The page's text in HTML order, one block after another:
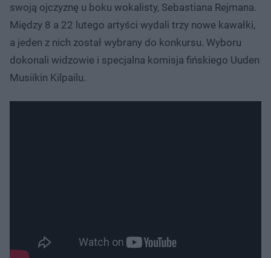
swoją ojczyznę u boku wokalisty, Sebastiana Rejmana.
Między 8 a 22 lutego artyści wydali trzy nowe kawałki,
a jeden z nich został wybrany do konkursu. Wyboru
dokonali widzowie i specjalna komisja fińskiego Uuden
Musiikin Kilpailu.